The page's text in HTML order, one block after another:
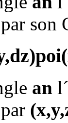
son
an